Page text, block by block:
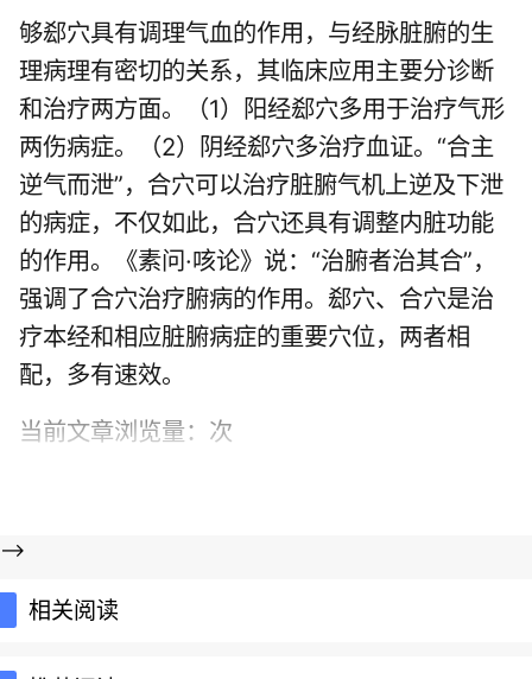
够郄穴具有调理气血的作用，与经脉脏腑的生
理病理有密切的关系，其临床应用主要分诊断
和治疗两方面。（1）阳经郄穴多用于治疗气形
两伤病症。（2）阴经郄穴多治疗血证。“合主
逆气而泄”，合穴可以治疗脏腑气机上逆及下泄
的病症，不仅如此，合穴还具有调整内脏功能
的作用。《素问·咳论》说：“治腑者治其合”，
强调了合穴治疗腑病的作用。郄穴、合穴是治
疗本经和相应脏腑病症的重要穴位，两者相
配，多有速效。
当前文章浏览量： 次
-->
相关阅读